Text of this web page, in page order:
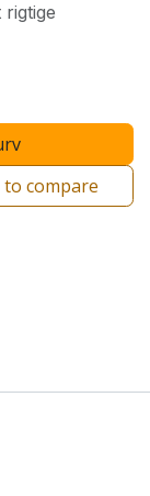
to compare